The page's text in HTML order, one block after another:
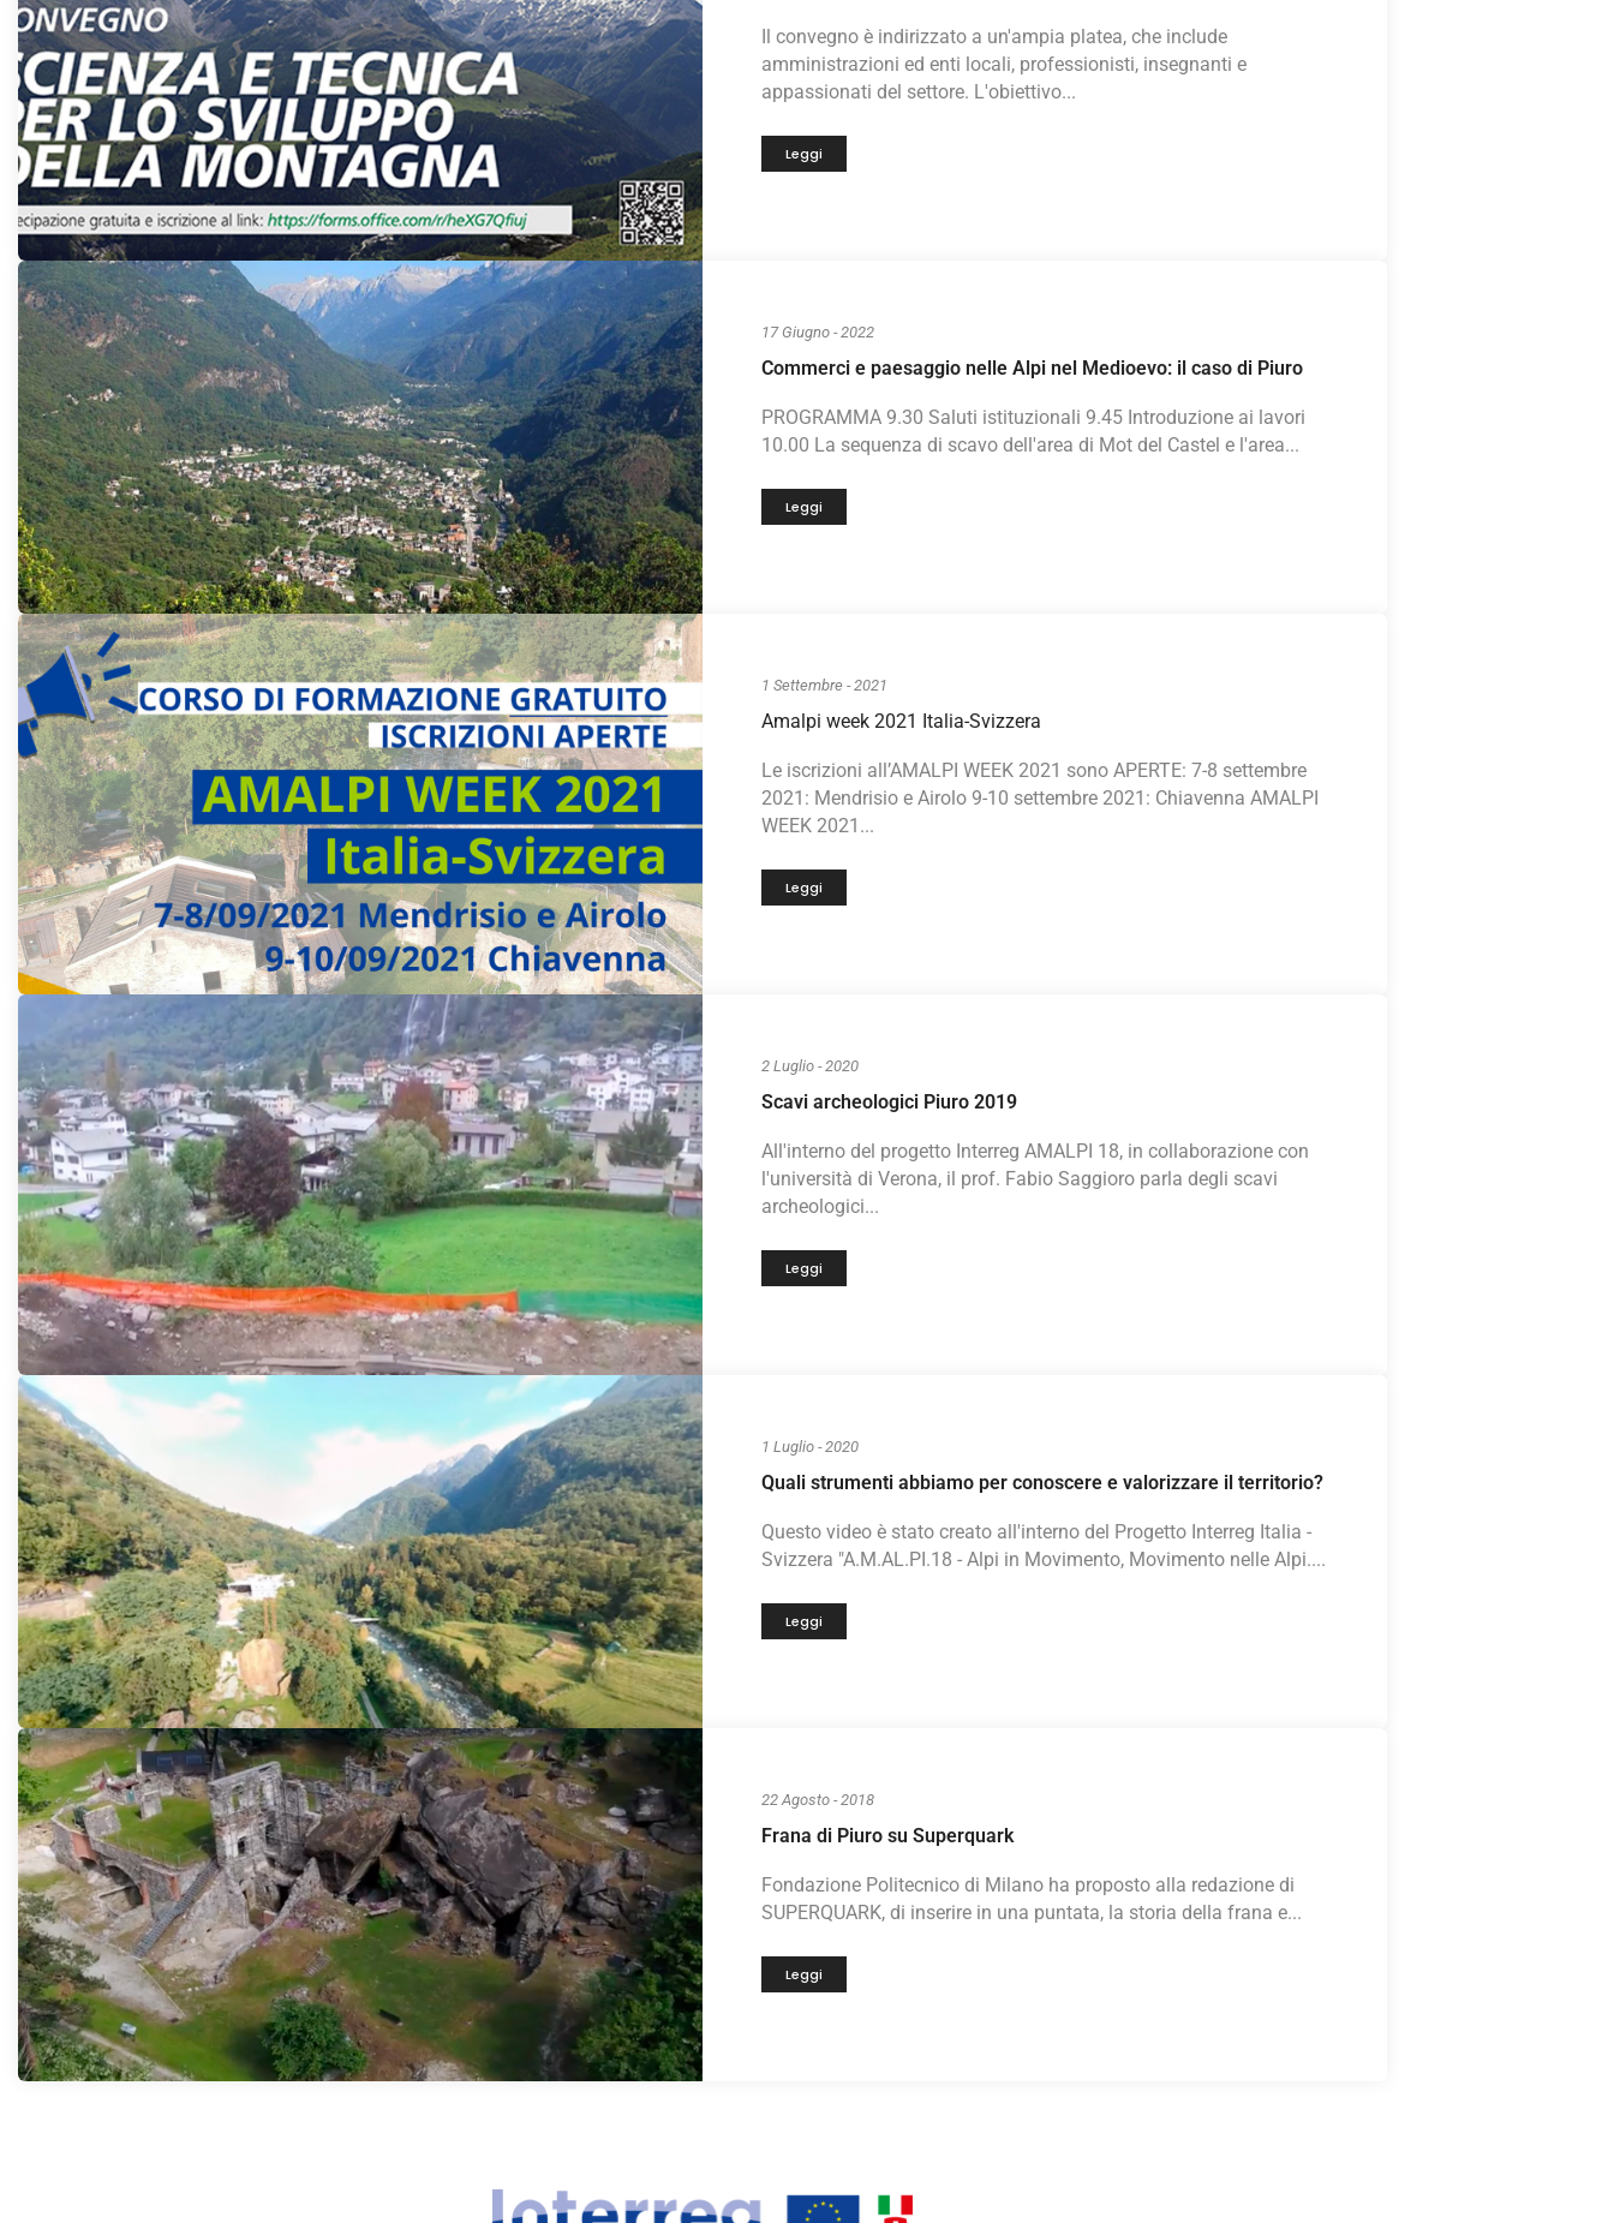
Il convegno è indirizzato a un'ampia platea, che include
amministrazioni ed enti locali, professionisti, insegnanti e
appassionati del settore. L'obiettivo...
Leggi
17 Giugno - 2022
Commerci e paesaggio nelle Alpi nel Medioevo: il caso di Piuro
PROGRAMMA 9.30 Saluti istituzionali 9.45 Introduzione ai lavori
10.00 La sequenza di scavo dell'area di Mot del Castel e l'area...
Leggi
1 Settembre - 2021
Amalpi week 2021 Italia-Svizzera
Le iscrizioni all’AMALPI WEEK 2021 sono APERTE: 7-8 settembre
2021: Mendrisio e Airolo 9-10 settembre 2021: Chiavenna AMALPI
WEEK 2021...
Leggi
2 Luglio - 2020
Scavi archeologici Piuro 2019
All'interno del progetto Interreg AMALPI 18, in collaborazione con
l'università di Verona, il prof. Fabio Saggioro parla degli scavi
archeologici...
Leggi
1 Luglio - 2020
Quali strumenti abbiamo per conoscere e valorizzare il territorio?
Questo video è stato creato all'interno del Progetto Interreg Italia -
Svizzera "A.M.AL.PI.18 - Alpi in Movimento, Movimento nelle Alpi....
Leggi
22 Agosto - 2018
Frana di Piuro su Superquark
Fondazione Politecnico di Milano ha proposto alla redazione di
SUPERQUARK, di inserire in una puntata, la storia della frana e...
Leggi